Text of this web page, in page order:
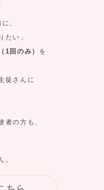
、
たい」
1回のみ） を
徒さんに
者の方も、
。